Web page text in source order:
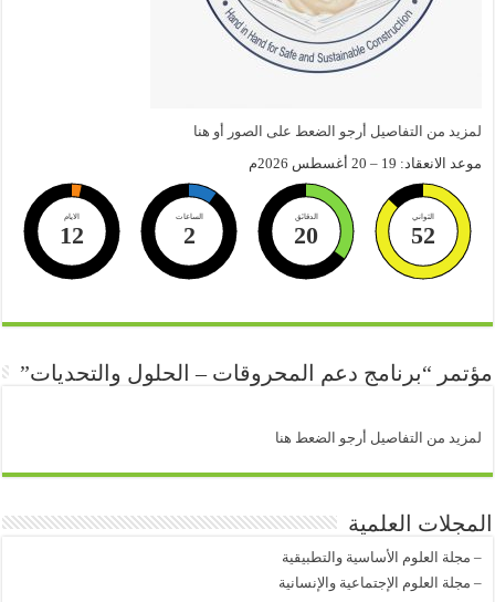
لمزيد من التفاصيل أرجو الضعط على الصور أو هنا
موعد الانعقاد: 19 – 20 أغسطس 2026م
الايام
12
الساعات
2
الدقائق
20
الثواني
51
مؤتمر “برنامج دعم المحروقات – الحلول والتحديات”
لمزيد من التفاصيل أرجو الضعط هنا
المجلات العلمية
– مجلة العلوم الأساسية والتطبيقية
– مجلة العلوم الإجتماعية والإنسانية